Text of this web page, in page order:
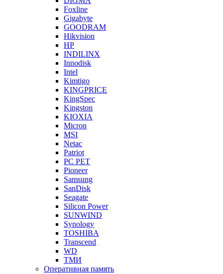
Foxline
Gigabyte
GOODRAM
Hikvision
HP
INDILINX
Innodisk
Intel
Kimtigo
KINGPRICE
KingSpec
Kingston
KIOXIA
Micron
MSI
Netac
Patriot
PC PET
Pioneer
Samsung
SanDisk
Seagate
Silicon Power
SUNWIND
Synology
TOSHIBA
Transcend
WD
ТМИ
Оперативная память